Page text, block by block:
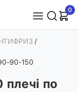
0
/
90-150
по